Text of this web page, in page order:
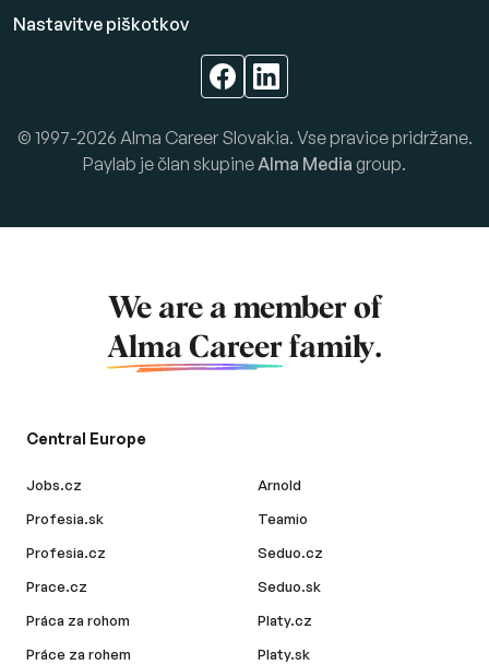
Nastavitve piškotkov
© 1997-2026 Alma Career Slovakia. Vse pravice pridržane.
Paylab je član skupineAlma Media group.
We are a member of
Alma Career family.
Central Europe
Jobs.cz
Profesia.sk
Profesia.cz
Prace.cz
Práca za rohom
Práce za rohem
Arnold
Teamio
Seduo.cz
Seduo.sk
Platy.cz
Platy.sk